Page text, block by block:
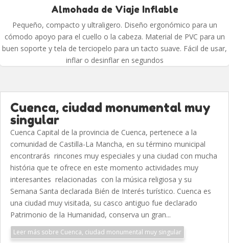
Almohada de Viaje Inflable
Pequeño, compacto y ultraligero. Diseño ergonómico para un
cómodo apoyo para el cuello o la cabeza. Material de PVC para un
buen soporte y tela de terciopelo para un tacto suave. Fácil de usar,
inflar o desinflar en segundos
Cuenca, ciudad monumental muy
singular
Cuenca Capital de la provincia de Cuenca, pertenece a la
comunidad de Castilla-La Mancha, en su término municipal
encontrarás rincones muy especiales y una ciudad con mucha
história que te ofrece en este momento actividades muy
interesantes relacionadas con la música religiosa y su
Semana Santa declarada Bién de Interés turístico. Cuenca es
una ciudad muy visitada, su casco antiguo fue declarado
Patrimonio de la Humanidad, conserva un gran...
Leer más sobre Cuenca, ciudad monumental muy singular